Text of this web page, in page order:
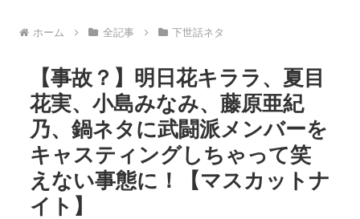
ホーム 全記事 下世話ネタ
【事故？】明日花キララ、夏目
花実、小島みなみ、藤原亜紀
乃、鍋ネタに武闘派メンバーを
キャスティングしちゃって笑
えない事態に！【マスカットナ
イト】